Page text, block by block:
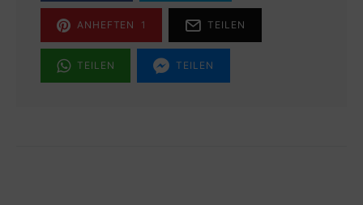
ANHEFTEN 1 TEILEN
TEILEN TEILEN